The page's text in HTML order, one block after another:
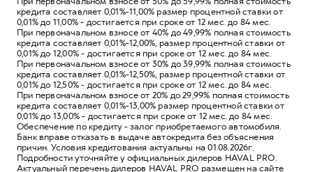
кредита составляет 0,01%-11,00% размер процентной ставки от
0,01% до 11,00% - достигается при сроке от 12 мес. до 84 мес.
При первоначальном взносе от 40% до 49,99% полная стоимость
кредита составляет 0,01%-12,00%, размер процентной ставки от
0,01% до 12,00% - достигается при сроке от 12 мес. до 84 мес.
При первоначальном взносе от 30% до 39,99% полная стоимость
кредита составляет 0,01%-12,50%, размер процентной ставки от
0,01% до 12,50% - достигается при сроке от 12 мес. до 84 мес.
При первоначальном взносе от 20% до 29,99% полная стоимость
кредита составляет 0,01%-13,00% размер процентной ставки от
0,01% до 13,00% - достигается при сроке от 12 мес. до 84 мес.
Обеспечение по кредиту - залог приобретаемого автомобиля.
Банк вправе отказать в выдаче автокредита без объяснения
причин. Условия кредитования актуальны на 01.08.2026г.
Подробности уточняйте у официальных дилеров HAVAL PRO.
Актуальный перечень дилеров HAVAL PRO размещен на сайте